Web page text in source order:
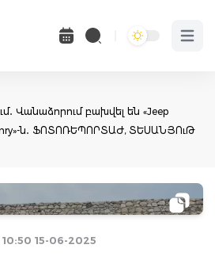
Open
Վանաձորում բախվել են «Jeep
ն․ ՖՈՏՈՌԵՊՈՐՏԱԺ, ՏԵՍԱՆՅՈւԹ
10:50 15-06-2025